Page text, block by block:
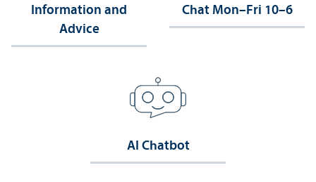
Information and
Advice
Chat Mon–Fri 10–6
AI Chatbot